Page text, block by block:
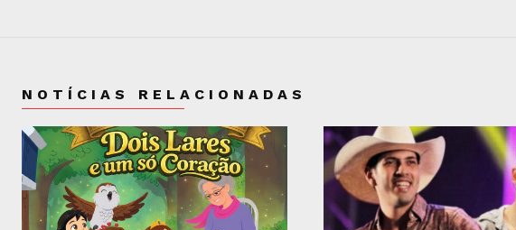
NOTÍCIAS RELACIONADAS